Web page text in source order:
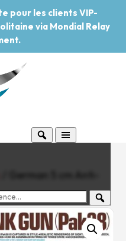
pour les clients VIP-
via Mondial Relay
/ German 5 cm Anti-